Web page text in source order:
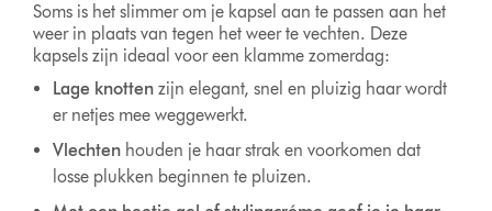
Soms is het slimmer om je kapsel aan te passen aan het
weer in plaats van tegen het weer te vechten. Deze
kapsels zijn ideaal voor een klamme zomerdag:
Lage knottenzijn elegant, snel en pluizig haar wordt
er netjes mee weggewerkt.
Vlechten houden je haar strak en voorkomen dat
losse plukken beginnen te pluizen.